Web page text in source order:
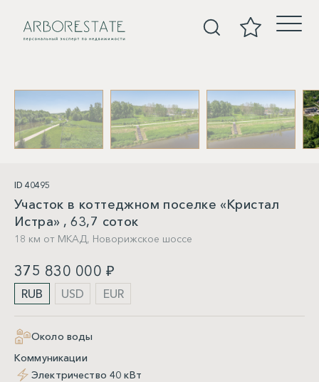
ID 40495
Участок в коттеджном поселке «Кристал
Истра» , 63,7 соток
18 км от МКАД, Новорижское шоссе
375 830 000 ₽
RUB USD EUR
Около воды
Коммуникации
Электричество 40 кВт